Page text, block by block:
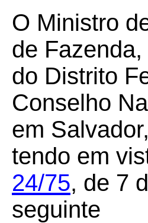
O Ministro
de
do Distrito
Conselho
em
tendo em
24/75, de 7
seguinte